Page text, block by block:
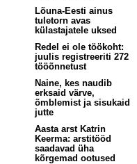
Lõuna-Eesti ainus
tuletorn avas
külastajatele uksed
Redel ei ole töökoht:
juulis registreeriti 272
tööõnnetust
Naine, kes naudib
erksaid värve,
õmblemist ja sisukaid
jutte
Aasta arst Katrin
Keerma: arstitööd
saadavad üha
kõrgemad ootused